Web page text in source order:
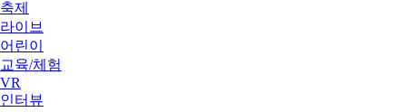
축제
라이브
어린이
교육/체험
VR
인터뷰